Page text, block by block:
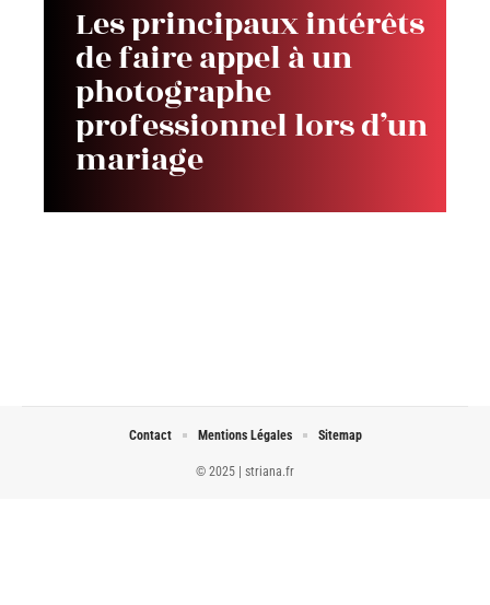
Les principaux intérêts
de faire appel à un
photographe
professionnel lors d’un
mariage
© 2025 | striana.fr
Contact Mentions Légales Sitemap